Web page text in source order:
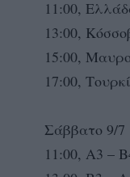
11:00,
13:00,
15:00,
17:00,
Σάββατο 9/7
11:00, Α3 –